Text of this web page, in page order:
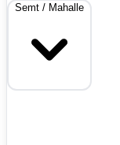
Semt / Mahalle